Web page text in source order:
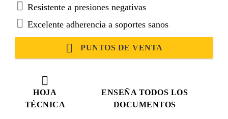
HOJA
TÉCNICA
ENSEÑA TODOS LOS
DOCUMENTOS
Resistente a presiones negativas
Excelente adherencia a soportes sanos
PUNTOS DE VENTA